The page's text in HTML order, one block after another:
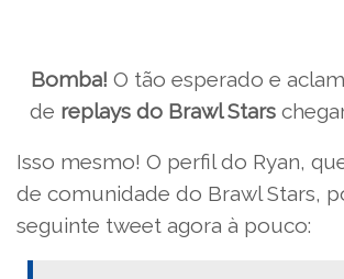
Bomba! O tão esperado e
de replays do Brawl Stars
Isso mesmo! O perfil do Ryan,
de comunidade do Brawl Stars,
seguinte tweet agora à pouco: